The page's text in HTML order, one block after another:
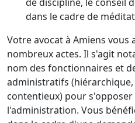
dans le cadre de
Votre avocat à Amiens vous
nombreux actes. Il s'agit
nom des fonctionnaires et
administratifs
contentieux) pour
l'administration. Vous